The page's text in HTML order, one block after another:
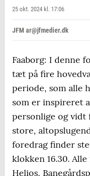
25 okt. 2024 kl. 17:06
JFM ar@jfmedier.dk
Faaborg: I denne
tæt på fire
periode, som alle
som er inspireret
personlige og vidt
store,
foredrag finder
klokken 16.30.
Helios,